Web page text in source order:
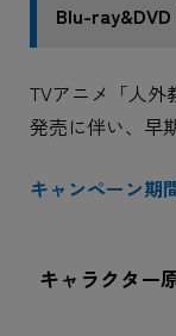
Blu-
TVアニメ「人外
発売に伴い、早
キャンペーン期
キャラクター